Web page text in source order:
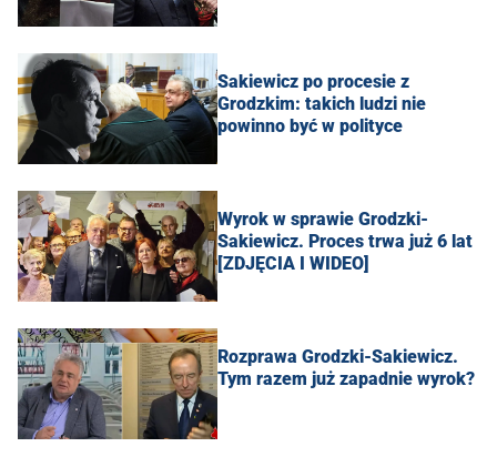
Sakiewicz po procesie z
Grodzkim: takich ludzi nie
powinno być w polityce
Wyrok w sprawie Grodzki-
Sakiewicz. Proces trwa już 6 lat
[ZDJĘCIA I WIDEO]
Rozprawa Grodzki-Sakiewicz.
Tym razem już zapadnie wyrok?